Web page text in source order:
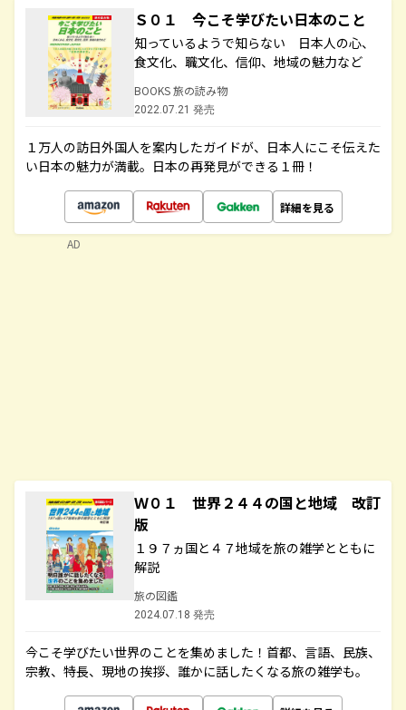
Ｓ０１ 今こそ学びたい日本のこと
知っているようで知らない 日本人の心、
食文化、職文化、信仰、地域の魅力など
BOOKS 旅の読み物
2022.07.21 発売
１万人の訪日外国人を案内したガイドが、日本人にこそ伝えた
い日本の魅力が満載。日本の再発見ができる１冊！
詳細を見る
Ｗ０１ 世界２４４の国と地域 改訂
版
１９７ヵ国と４７地域を旅の雑学とともに
解説
旅の図鑑
2024.07.18 発売
今こそ学びたい世界のことを集めました！首都、言語、民族、
宗教、特長、現地の挨拶、誰かに話したくなる旅の雑学も。
AD